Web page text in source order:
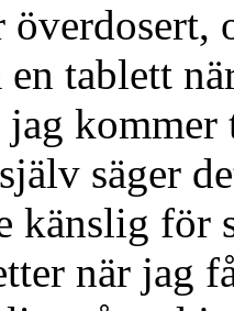
överdosert,
en tablett
säger
känslig för
när jag